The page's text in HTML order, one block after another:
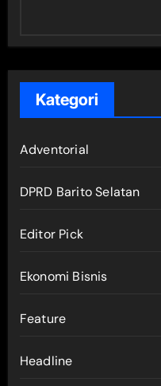
Kategori
Adventorial
DPRD Barito Selatan
Editor Pick
Ekonomi Bisnis
Feature
Headline